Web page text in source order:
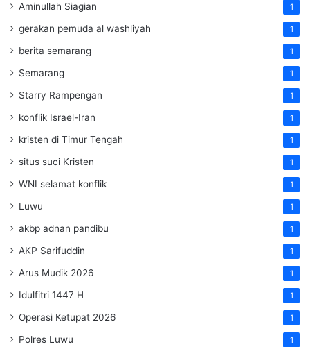
Aminullah Siagian 1
gerakan pemuda al washliyah 1
berita semarang 1
Semarang 1
Starry Rampengan 1
konflik Israel-Iran 1
kristen di Timur Tengah 1
situs suci Kristen 1
WNI selamat konflik 1
Luwu 1
akbp adnan pandibu 1
AKP Sarifuddin 1
Arus Mudik 2026 1
Idulfitri 1447 H 1
Operasi Ketupat 2026 1
Polres Luwu 1